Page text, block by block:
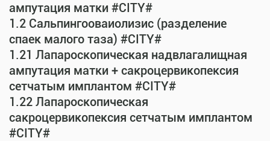
ампутация матки #CITY#
1.2 Сальпингооваиолизис (разделение
спаек малого таза) #CITY#
1.21 Лапароскопическая надвлагалищная
ампутация матки + сакроцервикопексия
сетчатым имплантом #CITY#
1.22 Лапароскопическая
сакроцервикопексия сетчатым имплантом
#CITY#